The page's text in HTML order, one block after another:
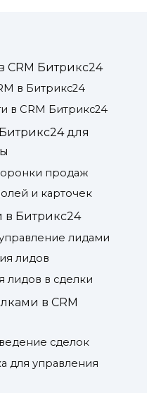
CRM Битрикс24
в Битрикс24
в CRM Битрикс24
для
продаж
и карточек
в Битрикс24
лидами
лидов
лидов в сделки
в CRM
сделок
для управления